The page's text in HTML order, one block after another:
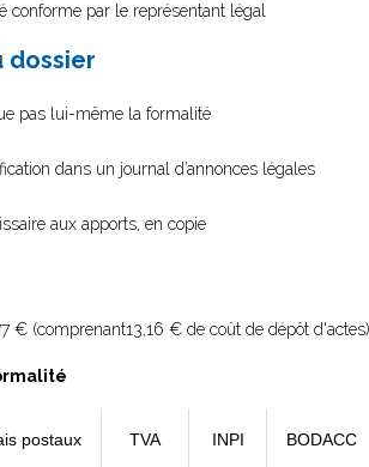
conforme par le représentant légal
dossier
pas lui-même la formalité
dans un journal d’annonces légales
aux apports, en copie
€ (comprenant13,16 € de coût de dépôt d'actes).
postaux TVA INPI BODACC